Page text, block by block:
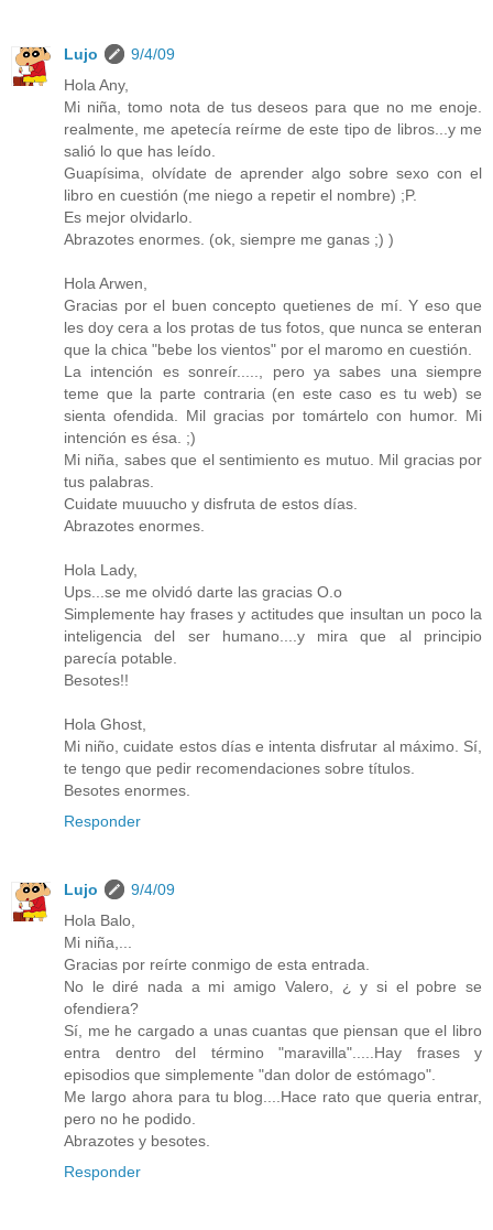
Lujo
9/4/09
Hola Any,
Mi niña, tomo nota de tus deseos para que no me enoje.
realmente, me apetecía reírme de este tipo de libros...y me
salió lo que has leído.
Guapísima, olvídate de aprender algo sobre sexo con el
libro en cuestión (me niego a repetir el nombre) ;P.
Es mejor olvidarlo.
Abrazotes enormes. (ok, siempre me ganas ;) )
Hola Arwen,
Gracias por el buen concepto quetienes de mí. Y eso que
les doy cera a los protas de tus fotos, que nunca se enteran
que la chica "bebe los vientos" por el maromo en cuestión.
La intención es sonreír....., pero ya sabes una siempre
teme que la parte contraria (en este caso es tu web) se
sienta ofendida. Mil gracias por tomártelo con humor. Mi
intención es ésa. ;)
Mi niña, sabes que el sentimiento es mutuo. Mil gracias por
tus palabras.
Cuidate muuucho y disfruta de estos días.
Abrazotes enormes.
Hola Lady,
Ups...se me olvidó darte las gracias O.o
Simplemente hay frases y actitudes que insultan un poco la
inteligencia del ser humano....y mira que al principio
parecía potable.
Besotes!!
Hola Ghost,
Mi niño, cuidate estos días e intenta disfrutar al máximo. Sí,
te tengo que pedir recomendaciones sobre títulos.
Besotes enormes.
Responder
Lujo
9/4/09
Hola Balo,
Mi niña,...
Gracias por reírte conmigo de esta entrada.
No le diré nada a mi amigo Valero, ¿ y si el pobre se
ofendiera?
Sí, me he cargado a unas cuantas que piensan que el libro
entra dentro del término "maravilla".....Hay frases y
episodios que simplemente "dan dolor de estómago".
Me largo ahora para tu blog....Hace rato que queria entrar,
pero no he podido.
Abrazotes y besotes.
Responder